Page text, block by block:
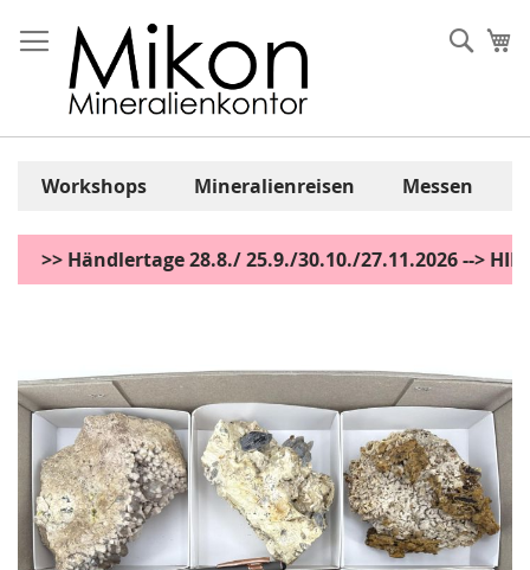
Inhalt
springen
Workshops Mineralienreisen Messen
>> Händlertage 28.8./ 25.9./30.10./27.11.2026 -->
Bildgalerie
springen